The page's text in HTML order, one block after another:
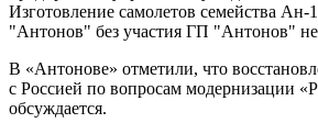
Изготовление самолетов семейства Ан-
"Антонов" без участия ГП "Антонов"
В «Антонове» отметили, что
с Россией по вопросам модернизации
обсуждается.